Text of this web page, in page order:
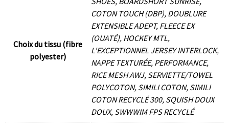
Choix du tissu (fibre
polyester)
COTON TOUCH (DBP), DOUBLURE
EXTENSIBLE ADEPT, FLEECE EX
(OUATÉ), HOCKEY MTL,
L'EXCEPTIONNEL JERSEY INTERLOCK,
NAPPE TEXTURÉE, PERFORMANCE,
RICE MESH AWJ, SERVIETTE/TOWEL
POLYCOTON, SIMILI COTON, SIMILI
COTON RECYCLÉ 300, SQUISH DOUX
DOUX, SWWWIM FPS RECYCLÉ